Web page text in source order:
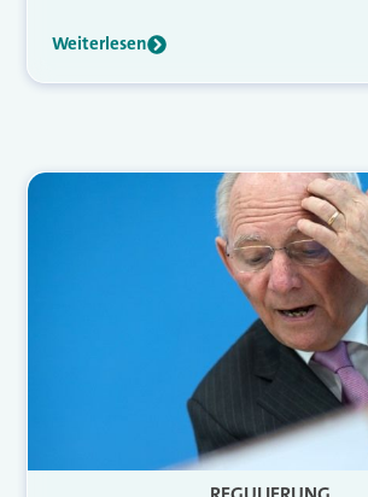
Weiterlesen